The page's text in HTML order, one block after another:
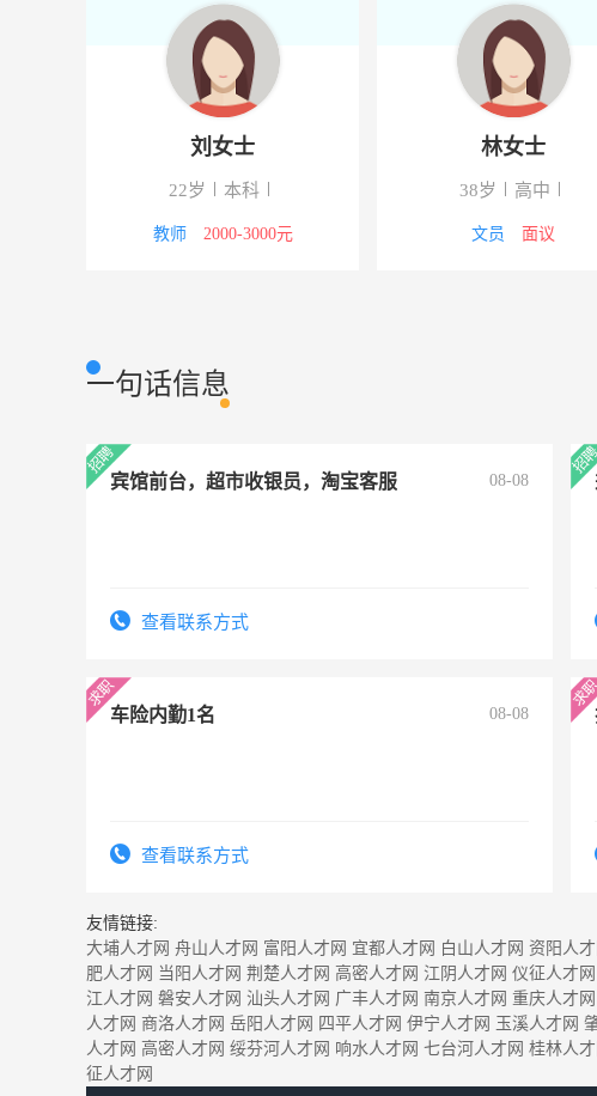
刘女士
22岁 本科
教师 2000-3000元
林女士
38岁 高中
文员 面议
一句话信息
宾馆前台，超市收银员，淘宝客服 08-08
查看联系方式
车险内勤1名 08-08
查看联系方式
友情链接:
大埔人才网 舟山人才网 富阳人才网 宜都人才网 白山人才网 资阳人才
肥人才网 当阳人才网 荆楚人才网 高密人才网 江阴人才网 仪征人才网
江人才网 磐安人才网 汕头人才网 广丰人才网 南京人才网 重庆人才网
人才网 商洛人才网 岳阳人才网 四平人才网 伊宁人才网 玉溪人才网
人才网 高密人才网 绥芬河人才网 响水人才网 七台河人才网 桂林人才
征人才网